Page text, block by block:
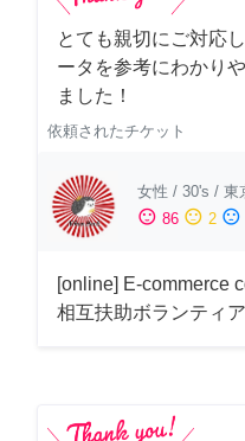
とても親切にご対応
ータを参考にわかり
ました！
依頼されたチケット
女性 / 30's / 東
sentiment_satisfied 86 sentiment_neutral 2 sentiment_dissatisfied
[online] E-commerce
相互扶助ボランティア